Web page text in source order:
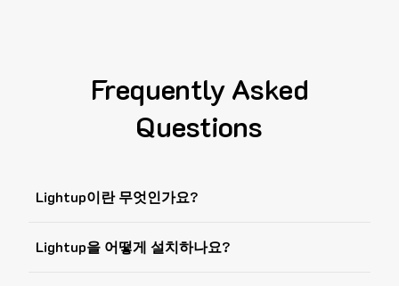
Frequently Asked
Questions
Lightup이란 무엇인가요?
Lightup을 어떻게 설치하나요?